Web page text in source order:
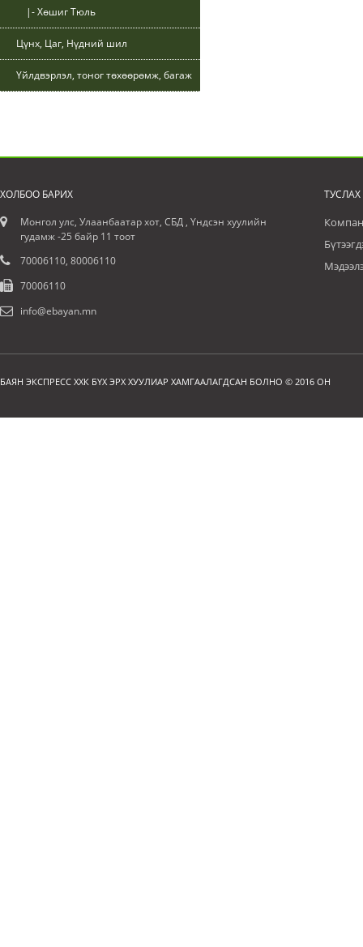
|- Хөшиг Тюль
Цүнх, Цаг, Нүдний шил
Үйлдвэрлэл, тоног төхөөрөмж, багаж
ХОЛБОО БАРИХ
Монгол улс, Улаанбаатар хот, СБД , Үндсэн хуулийн
гудамж -25 байр 11 тоот
70006110, 80006110
70006110
info@ebayan.mn
БАЯН ЭКСПРЕСС ХХК БҮХ ЭРХ ХУУЛИАР ХАМГААЛАГДСАН БОЛНО © 2016 ОН